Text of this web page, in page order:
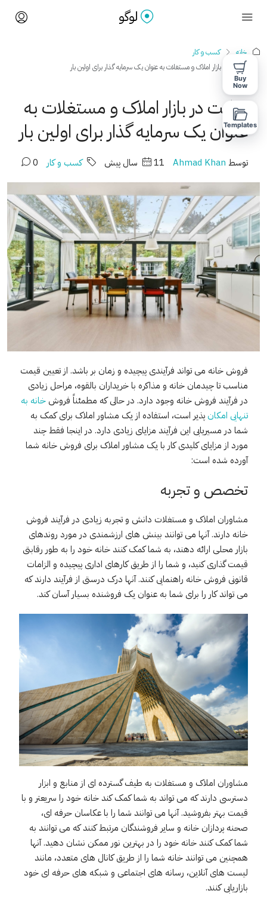
خانه
کسب و کار
حرکت در بازار املاک و مستغلات به عنوان یک سرمایه گذار برای اولین بار
حرکت در بازار املاک و مستغلات به
عنوان یک سرمایه گذار برای اولین بار
توسط Ahmad Khan 11 سال پیش کسب و کار 0
فروش خانه می تواند فرآیندی پیچیده و زمان بر باشد. از تعیین قیمت
مناسب تا چیدمان خانه و مذاکره با خریداران بالقوه، مراحل زیادی
در فرآیند فروش خانه وجود دارد. در حالی که مطمئناً فروش خانه به
تنهایی امکان پذیر است، استفاده از یک مشاور املاک برای کمک به
شما در مسیریابی این فرآیند مزایای زیادی دارد. در اینجا فقط چند
مورد از مزایای کلیدی کار با یک مشاور املاک برای فروش خانه شما
آورده شده است:
تخصص و تجربه
مشاوران املاک و مستغلات دانش و تجربه زیادی در فرآیند فروش
خانه دارند. آنها می توانند بینش های ارزشمندی در مورد روندهای
بازار محلی ارائه دهند، به شما کمک کنند خانه خود را به طور رقابتی
قیمت گذاری کنید، و شما را از طریق کارهای اداری پیچیده و الزامات
قانونی فروش خانه راهنمایی کنند. آنها درک درستی از فرآیند دارند که
می تواند کار را برای شما به عنوان یک فروشنده بسیار آسان کند.
مشاوران املاک و مستغلات به طیف گسترده ای از منابع و ابزار
دسترسی دارند که می تواند به شما کمک کند خانه خود را سریعتر و با
قیمت بهتر بفروشید. آنها می توانند شما را با عکاسان حرفه ای،
صحنه پردازان خانه و سایر فروشندگان مرتبط کنند که می توانند به
شما کمک کنند خانه خود را در بهترین نور ممکن نشان دهید. آنها
همچنین می توانند خانه شما را از طریق کانال های متعدد، مانند
لیست های آنلاین، رسانه های اجتماعی و شبکه های حرفه ای خود
بازاریابی کنند.
Buy
Now
Templates